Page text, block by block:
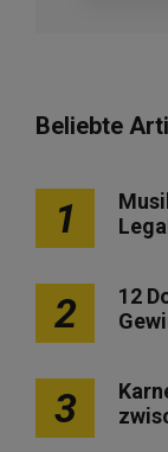
Beliebte
1
2
12
3